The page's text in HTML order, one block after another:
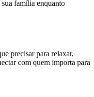
família enquanto
precisar para relaxar,
com quem importa para